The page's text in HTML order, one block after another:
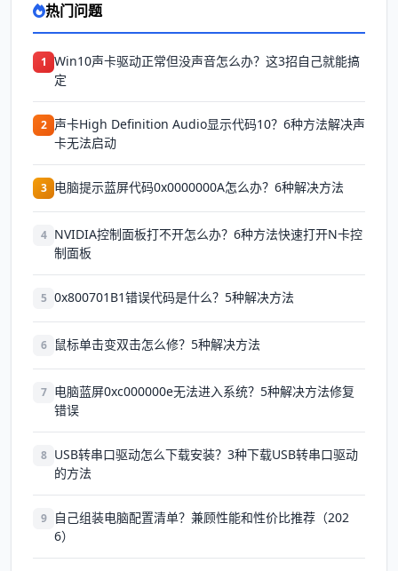
热门问题
1 Win10声卡驱动正常但没声音怎么办？这3招自己就能搞
定
2 声卡High Definition Audio显示代码10？6种方法解决声
卡无法启动
3 电脑提示蓝屏代码0x0000000A怎么办？6种解决方法
4 NVIDIA控制面板打不开怎么办？6种方法快速打开N卡控
制面板
5 0x800701B1错误代码是什么？5种解决方法
6 鼠标单击变双击怎么修？5种解决方法
7 电脑蓝屏0xc000000e无法进入系统？5种解决方法修复
错误
8 USB转串口驱动怎么下载安装？3种下载USB转串口驱动
的方法
9
自己组装电脑配置清单？兼顾性能和性价比推荐（202
6）